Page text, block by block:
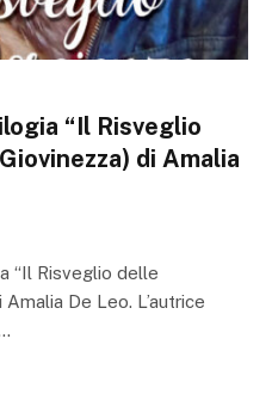
“Il Risveglio
di Amalia
“Il Risveglio delle
De Leo. L’autrice